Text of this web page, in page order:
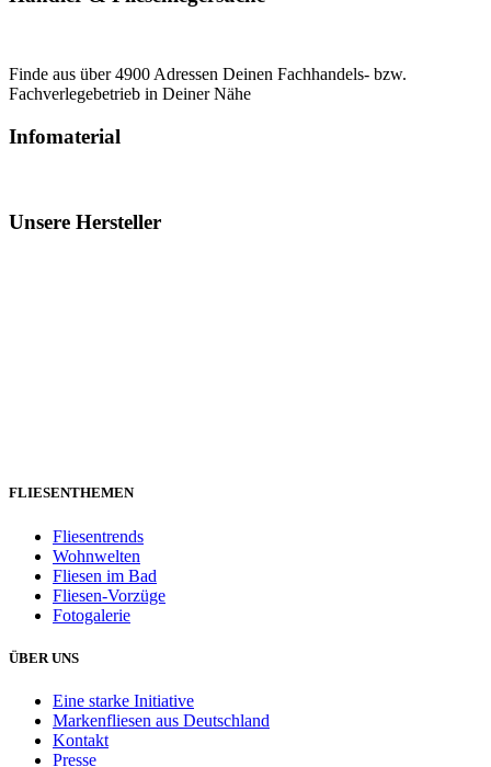
Finde aus über 4900 Adressen Deinen Fachhandels- bzw.
Fachverlegebetrieb in Deiner Nähe
Infomaterial
Unsere Hersteller
FLIESENTHEMEN
Fliesentrends
Wohnwelten
Fliesen im Bad
Fliesen-Vorzüge
Fotogalerie
ÜBER UNS
Eine starke Initiative
Markenfliesen aus Deutschland
Kontakt
Presse